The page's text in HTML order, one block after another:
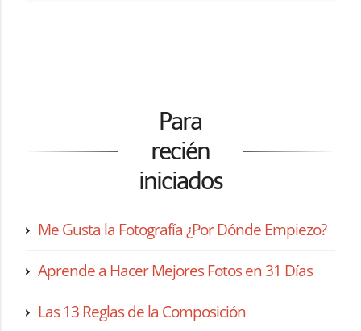
Para
recién
iniciados
Me Gusta la Fotografía ¿Por Dónde Empiezo?
Aprende a Hacer Mejores Fotos en 31 Días
Las 13 Reglas de la Composición